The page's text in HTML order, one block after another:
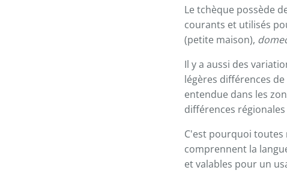
Le tchèque possède
courants et utilisés
(petite maison),
Il y a aussi des
légères différences
entendue dans les
différences
C'est pourquoi toutes
comprennent la
et valables pour un